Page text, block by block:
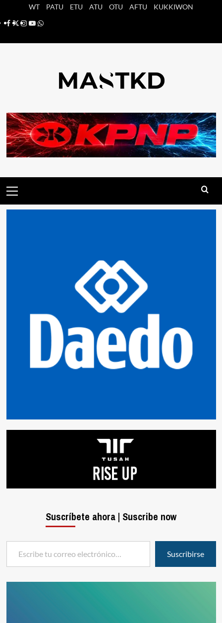
WT PATU ETU ATU OTU AFTU
KUKKIWON
Facebook
X Instagram
YouTube
Whatsapp
principal
Suscríbete ahora | Suscribe now
Escribe tu correo electrónico…
Suscribirse